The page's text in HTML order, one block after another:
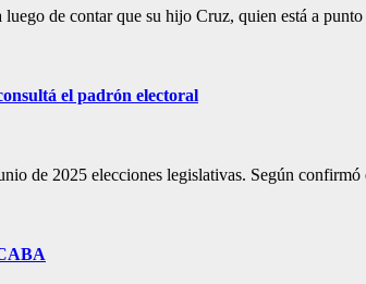
de contar que su hijo Cruz, quien está a
el padrón electoral
de 2025 elecciones legislativas. Según